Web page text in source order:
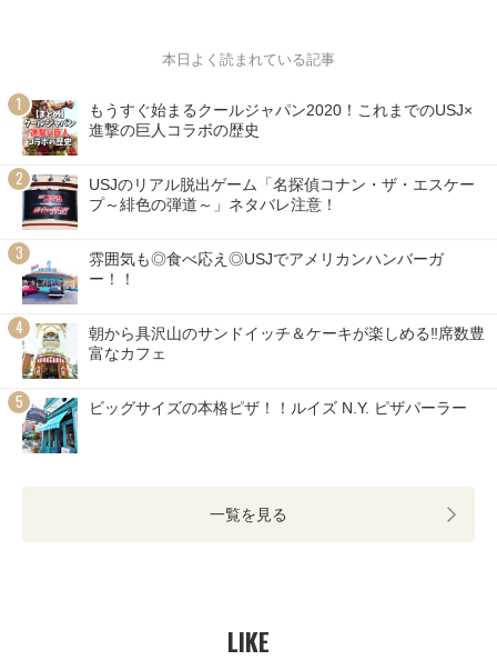
本日よく読まれている記事
もうすぐ始まるクールジャパン2020！これまでのUSJ×
進撃の巨人コラボの歴史
USJのリアル脱出ゲーム「名探偵コナン・ザ・エスケー
プ～緋色の弾道～」ネタバレ注意！
雰囲気も◎食べ応え◎USJでアメリカンハンバーガ
ー！！
朝から具沢山のサンドイッチ＆ケーキが楽しめる‼席数豊
富なカフェ
ビッグサイズの本格ピザ！！ルイズ N.Y. ピザパーラー
一覧を見る
LIKE